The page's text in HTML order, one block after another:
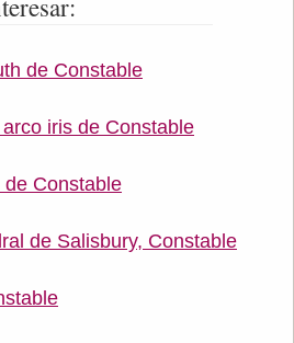
de Constable
iris de Constable
Constable
de Salisbury, Constable